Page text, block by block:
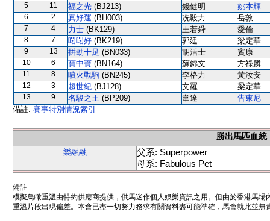
5 11 福之光 (BJ213) 錢健明 姚本輝
6 2 真好運 (BH003) 冼毅力 岳敦
7 4 力士 (BK129) 王若舜 愛倫
8 7 啱啱好 (BK219) 郭廷 梁定華
9 13 拼勁十足 (BN033) 胡活士 賓康
10 6 寶中寶 (BN164) 蘇錦文 方祿麟
11 8 噴火戰駒 (BN245) 李格力 黃汝安
12 3 超世紀 (BJ128) 文羅 梁定華
13 9 名駿之王 (BP209) 韋達
告東尼
備註: 賽事特別情況索引
勝出馬匹血統
樂融融
父系: Superpower
母系: Fabulous Pet
備註
模擬鳥瞰重溫由特約供應商提供，供馬迷作個人娛樂資訊之用。但由於香港馬
重溫片段出現偏差。本會已盡一切努力務求有關資料盡可能準確，馬會就此並